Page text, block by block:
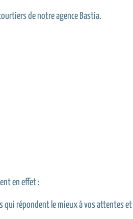
de notre agence Bastia.
en effet :
qui répondent le mieux à vos attentes et